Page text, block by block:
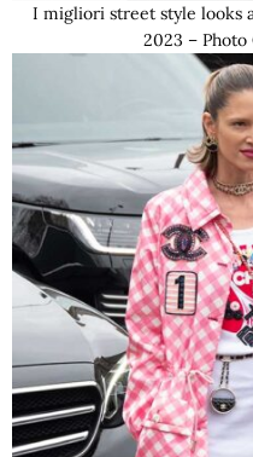
I migliori street style looks
2023 –